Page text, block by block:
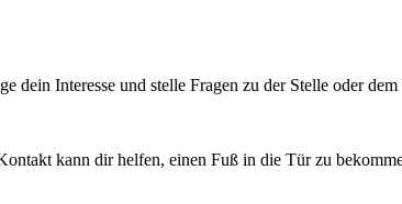
Interesse und stelle Fragen zu der Stelle oder dem
kann dir helfen, einen Fuß in die Tür zu